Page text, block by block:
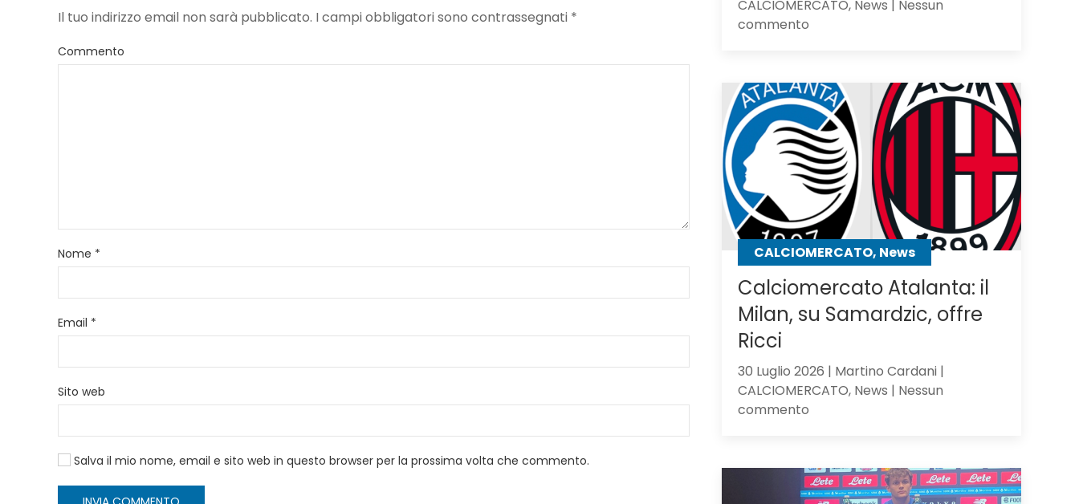
Il tuo indirizzo email non sarà pubblicato. I campi obbligatori sono contrassegnati *
Commento
Nome *
Email *
Sito web
Salva il mio nome, email e sito web in questo browser per la prossima volta che commento.
CALCIOMERCATO, News | Nessun
commentosu
di
Sarri,
verso
l’Atalanta:
il
mister
lo
chiama
CALCIOMERCATO, News
Calciomercato Atalanta: il
Milan, su Samardzic, offre
Ricci
30 Luglio 2026 | Martino Cardani |
CALCIOMERCATO, News | Nessun
commentosu
il
Milan,